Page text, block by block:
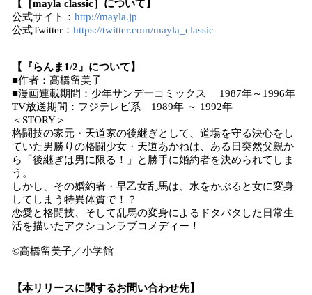
【［mayla classic］について】
公式サイト： http://mayla.jp
公式Twitter： https://twitter.com/mayla_classic
【『らんま1/2』について】
■作者：高橋留美子
■漫画連載期間：少年サンデーコミックス 1987年～1996年
TV放送期間：フジテレビ系 1989年 ～ 1992年
＜STORY＞
格闘技の家元・天道家の後継ぎとして、道場を守る決心をし
ていた男勝りの格闘少女・天道あかねは、ある日突然父親か
ら「後継ぎは男に限る！」と勝手に婚約者を決められてしま
う。
しかし、その婚約者・早乙女乱馬は、水をかぶると女に変身
してしまう特異体質で！？
恋愛と格闘技、そして乱馬の変身によるドタバタした日常生
活を描いたアクションラブコメディー！
©高橋留美子／小学館
【本リリースに関するお問い合わせ先】